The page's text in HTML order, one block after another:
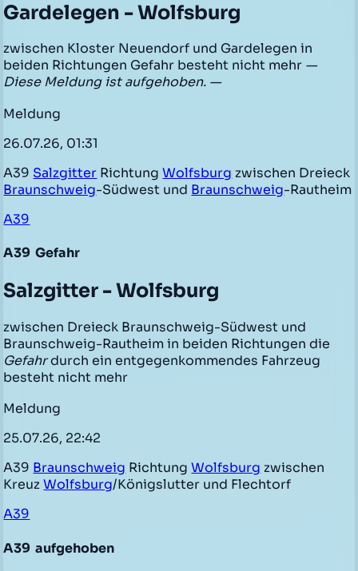
Gardelegen - Wolfsburg
zwischen Kloster Neuendorf und Gardelegen in
beiden Richtungen Gefahr besteht nicht mehr —
Diese Meldung ist aufgehoben. —
Meldung
26.07.26, 01:31
A39 Salzgitter RichtungWolfsburg zwischen Dreieck
Braunschweig-Südwest und Braunschweig-Rautheim
A39
A39 Gefahr
Salzgitter - Wolfsburg
zwischen Dreieck Braunschweig-Südwest und
Braunschweig-Rautheim in beiden Richtungen die
Gefahrdurch ein entgegenkommendes Fahrzeug
besteht nicht mehr
Meldung
25.07.26, 22:42
A39 Braunschweig RichtungWolfsburg zwischen
KreuzWolfsburg/Königslutter und Flechtorf
A39
A39 aufgehoben